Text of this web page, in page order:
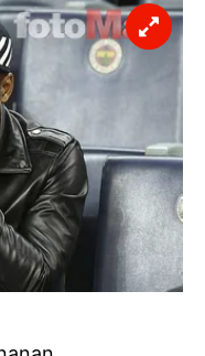
ait çerezler
çeşitli kişisel
çerezler bilgi
daha işlevsel
yönelik
amaçlarıyla
yer alan panel
ilişkin detaylı bilgi